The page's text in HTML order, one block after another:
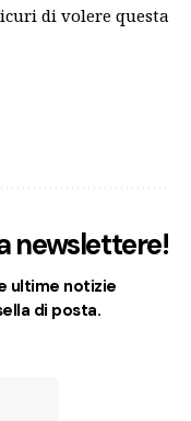
di volere questa
newslettere!
ultime notizie
di posta.